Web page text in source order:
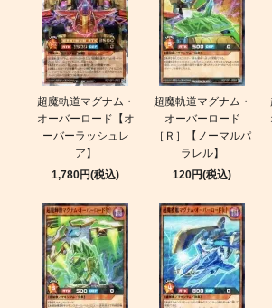
超魔軌道マグナム・
オーバーロード【オ
ーバーラッシュレ
ア】
1,780円(税込)
超魔軌道マグナム・
オーバーロード
［Ｒ］【ノーマルパ
ラレル】
120円(税込)